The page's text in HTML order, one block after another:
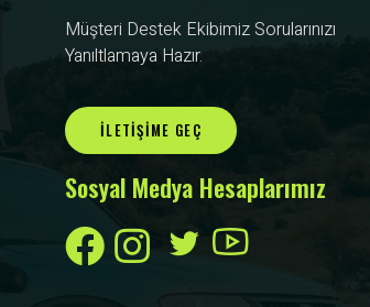
Müşteri Destek Ekibimiz Sorularınızı
Yanıltlamaya Hazır.
İLETIŞIME GEÇ
Sosyal Medya Hesaplarımız